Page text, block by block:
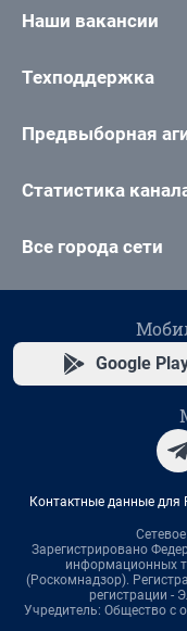
Наши вакансии
Техподдержка
Предвыборная
Статистика
Все города сети
Google
Контактные данные для
Зарегистрировано
информационных
(Роскомнадзор).
регистрации -
Учредитель: Общество с